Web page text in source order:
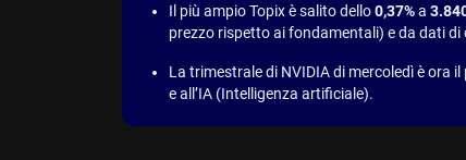
Il più ampio Topix è salito dello0,37%a
prezzo rispetto ai fondamentali) e da dati
La trimestrale di NVIDIA di mercoledì è ora
e all’IA (Intelligenza artificiale).